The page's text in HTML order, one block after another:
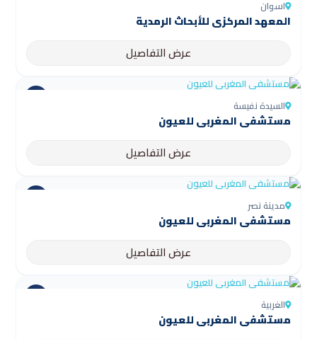
اسوان
المعهد المركزي للأبحاث الرمدية
عرض التفاصيل
السيدة نفيسة
مستشفى المغربي للعيون
عرض التفاصيل
مدينة نصر
مستشفى المغربي للعيون
عرض التفاصيل
الغربية
مستشفى المغربي للعيون